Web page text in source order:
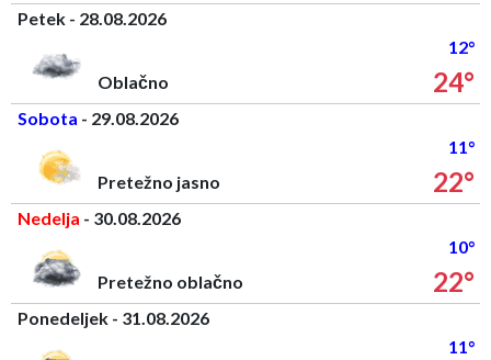
Petek - 28.08.2026
12°
Oblačno
24°
Sobota - 29.08.2026
11°
Pretežno jasno
22°
Nedelja - 30.08.2026
10°
Pretežno oblačno
22°
Ponedeljek - 31.08.2026
11°